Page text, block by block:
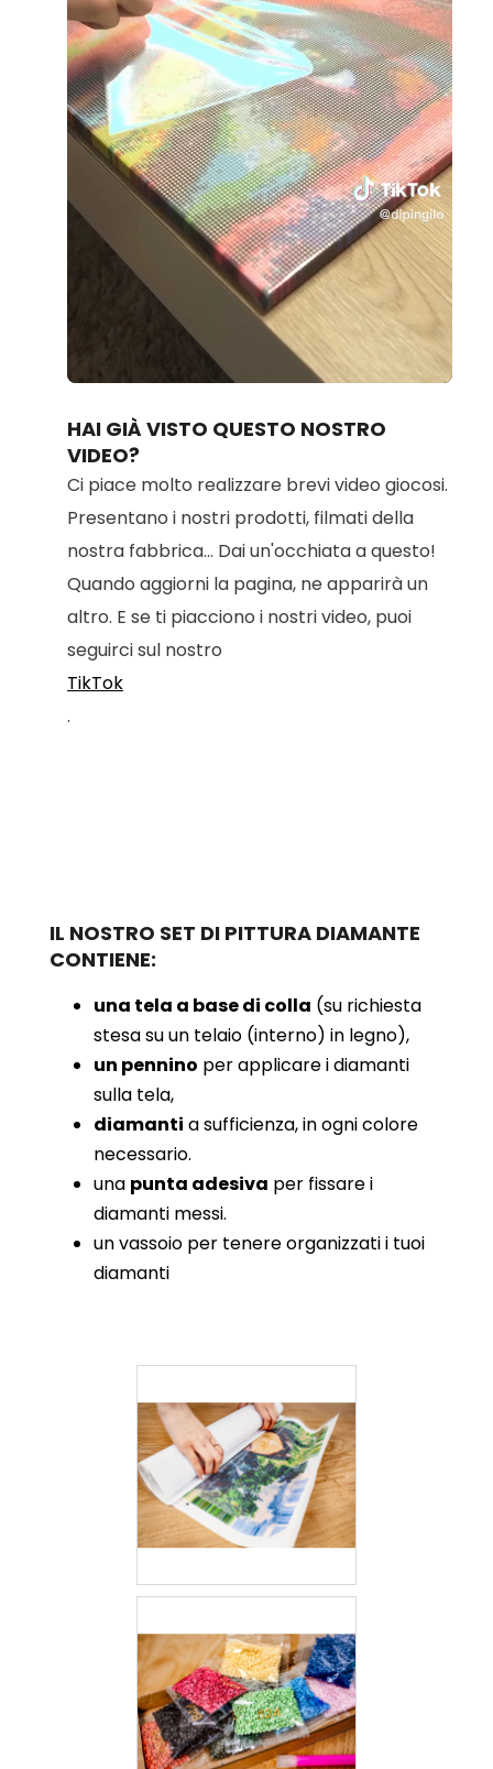
95.62%
HAI GIÀ VISTO QUESTO NOSTRO
VIDEO?
Ci piace molto realizzare brevi video giocosi.
Presentano i nostri prodotti, filmati della
nostra fabbrica... Dai un'occhiata a questo!
Quando aggiorni la pagina, ne apparirà un
altro. E se ti piacciono i nostri video, puoi
seguirci sul nostro
TikTok
.
IL NOSTRO SET DI PITTURA DIAMANTE
CONTIENE:
una tela a base di colla (su richiesta
stesa su un telaio (interno) in legno),
un pennino per applicare i diamanti
sulla tela,
diamanti a sufficienza, in ogni colore
necessario.
una punta adesiva per fissare i
diamanti messi.
un vassoio per tenere organizzati i tuoi
diamanti